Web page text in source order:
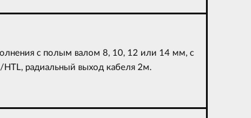
с полым валом 8, 10, 12 или 14 мм, с
радиальный выход кабеля 2м.